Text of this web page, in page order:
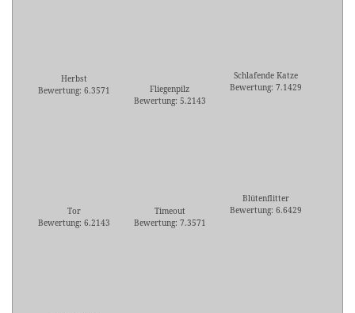
Herbst
Bewertung: 6.3571
Fliegenpilz
Bewertung: 5.2143
Schlafende Katze
Bewertung: 7.1429
Tor
Bewertung: 6.2143
Timeout
Bewertung: 7.3571
Blütenflitter
Bewertung: 6.6429